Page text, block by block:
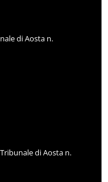
di Aosta n.
di Aosta n.